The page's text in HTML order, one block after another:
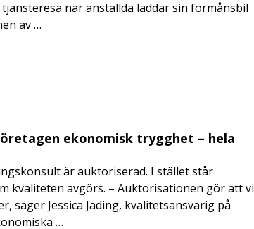
när anställda laddar sin förmånsbil
av …
ekonomisk trygghet – hela
är auktoriserad. I stället står
kvaliteten avgörs. – Auktorisationen gör att vi
säger Jessica Jading, kvalitetsansvarig på
…